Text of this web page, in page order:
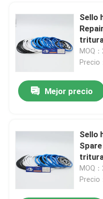
Sello
MOQ
Precio
Mejor precio
Sello
MOQ
Precio